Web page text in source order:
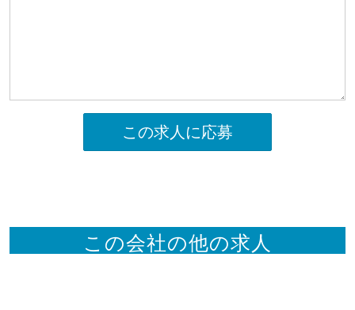
この求人に応募
この会社の他の求人